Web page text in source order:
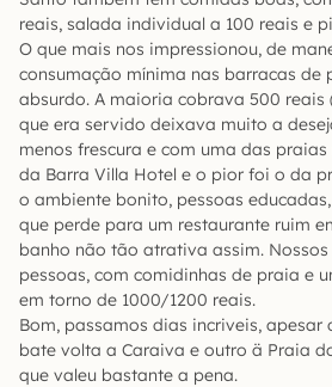
reais, salada individual a 100 reais e
O que mais nos impressionou, de
consumação mínima nas barracas de
absurdo. A maioria cobrava 500 reais
que era servido deixava muito a
menos frescura e com uma das
da Barra Villa Hotel e o pior foi o da
o ambiente bonito, pessoas
que perde para um restaurante ruim
banho não tão atrativa assim.
pessoas, com comidinhas de praia e
em torno de 1000/1200 reais.
Bom, passamos dias incriveis, apesar
bate volta a Caraiva e outro ä Praia
que valeu bastante a pena.